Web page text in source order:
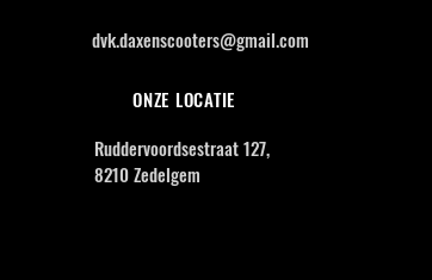
dvk.daxenscooters@gmail.com
ONZE LOCATIE
Ruddervoordsestraat 127,
8210 Zedelgem